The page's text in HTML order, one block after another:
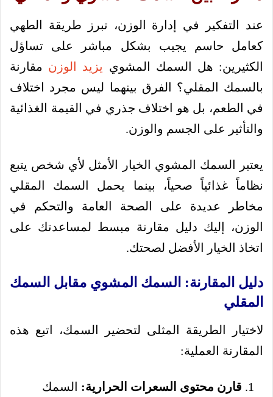
عند التفكير في إدارة الوزن، تبرز طريقة الطهي
كعامل حاسم يجيب بشكل مباشر على تساؤل
الكثيرين: هل السمك المشوي يزيد الوزن مقارنة
بالسمك المقلي؟ الفرق بينهما ليس مجرد اختلاف
في الطعم، بل هو اختلاف جذري في القيمة الغذائية
والتأثير على الجسم والوزن.
يعتبر السمك المشوي الخيار الأمثل لأي شخص يتبع
نظاماً غذائياً صحياً، بينما يحمل السمك المقلي
مخاطر عديدة على الصحة العامة والتحكم في
الوزن، إليك دليل مقارنة مبسط لمساعدتك على
اتخاذ الخيار الأفضل لصحتك.
دليل المقارنة: السمك المشوي مقابل السمك
المقلي
لاختيار الطريقة المثلى لتحضير السمك، اتبع هذه
المقارنة العملية:
قارن محتوى السعرات الحرارية: السمك